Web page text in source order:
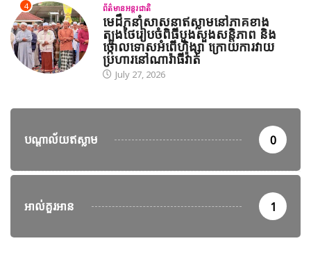
4 ព័ត៌មានអន្តរជាតិ
មេដឹកនាំសាសនាឥស្លាមនៅភាគខាង
ត្បូងថៃរៀបចំពិធីបួងសួងសន្តិភាព និង
ថ្កោលទោសអំពើហិង្សា ក្រោយការវាយ
ប្រហារនៅណារ៉ាធីវ៉ាត់
July 27, 2026
បណ្តាល័យឥស្លាម 0
អាល់គួរអាន 1